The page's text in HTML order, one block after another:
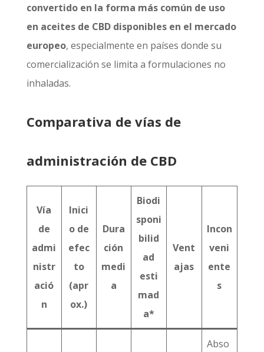
convertido en la forma más común de uso
en aceites de CBD disponibles en el mercado
europeo, especialmente en países donde su
comercialización se limita a formulaciones no
inhaladas.
Comparativa de vías de
administración de CBD
Vía
de
admi
nistr
ació
n
Inici
o de
efec
to
(apr
ox.)
Dura
ción
medi
a
Biodi
sponi
bilid
ad
esti
mad
a*
Vent
ajas
Incon
veni
ente
s
Abso